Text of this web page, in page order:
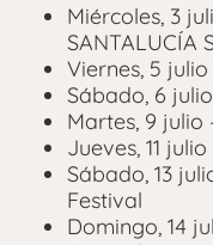
Miércoles, 3
SANTALUCÍA
Viernes, 5 julio
Sábado, 6
Martes, 9 julio
Jueves, 11 julio
Sábado, 13
Festival
Domingo, 14